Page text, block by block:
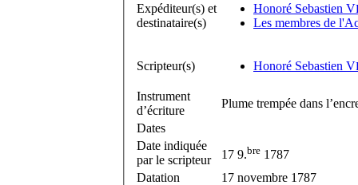
Expéditeur(s) et
destinataire(s)
Honoré Sebastien V
Les membres de
Scripteur(s) Honoré Sebastien V
Instrument
d’écriture
Plume trempée dans
Dates
Date indiquée
par le scripteur
17 9.bre 1787
Datation
17 novembre 1787